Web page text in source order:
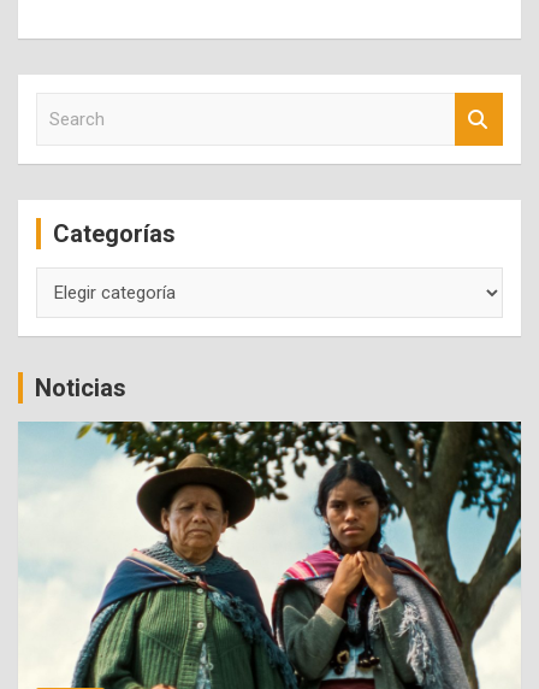
c
Categorías
Noticias